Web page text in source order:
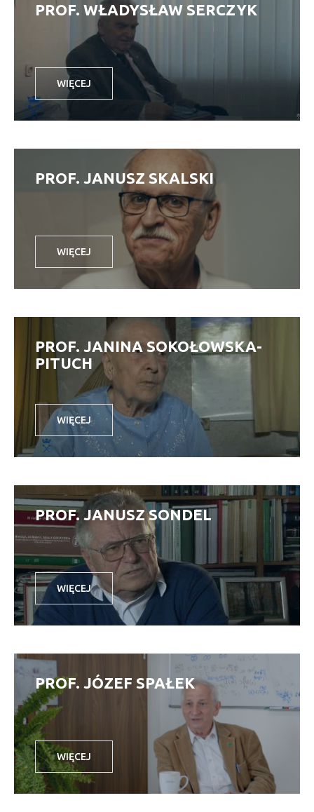
PROF. WŁADYSŁAW SERCZYK
WIĘCEJ
PROF. JANUSZ SKALSKI
WIĘCEJ
PROF. JANINA SOKOŁOWSKA-
PITUCH
WIĘCEJ
PROF. JANUSZ SONDEL
WIĘCEJ
PROF. JÓZEF SPAŁEK
WIĘCEJ